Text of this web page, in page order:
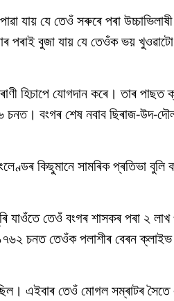
যায় যে তেওঁ সৰুৰে পৰা
পৰাই বুজা যায় যে তেওঁক ভয়
হিচাপে যোগদান কৰে। তাৰ পাছত
বংগৰ শেষ নবাব ছিৰাজ-উদ-
কিছুমানে সামৰিক প্ৰতিভা বুলি
তেওঁ বংগৰ শাসকৰ পৰা ২ লাখ
চনত তেওঁক পলাশীৰ বেৰন
এইবাৰ তেওঁ মোগল সম্ৰাটৰ সৈতে